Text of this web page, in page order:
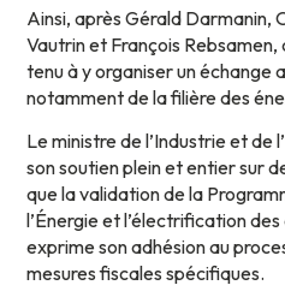
Ainsi, après Gérald Darmanin,
Vautrin et François Rebsamen,
tenu à y organiser un échange
notamment de la filière des
Le ministre de l’Industrie et de
son soutien plein et entier sur
que la validation de la
l’Énergie et l’électrification
exprime son adhésion au
mesures fiscales spécifiques.